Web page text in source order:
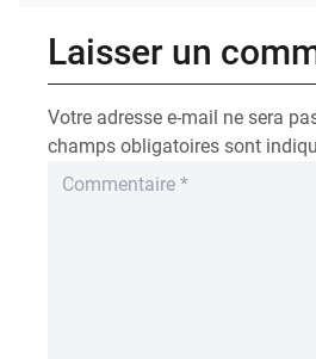
Laisser un
Votre adresse e-mail ne sera
champs obligatoires sont